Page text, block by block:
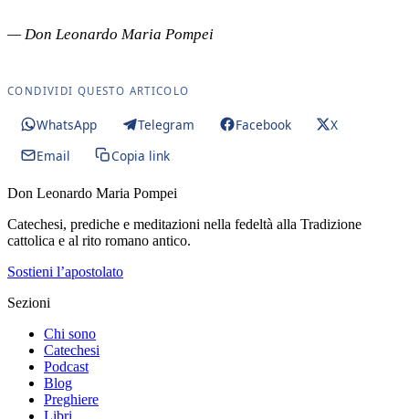
— Don Leonardo Maria Pompei
CONDIVIDI QUESTO ARTICOLO
WhatsApp Telegram Facebook
X
Email
Copia link
Don Leonardo Maria Pompei
Catechesi, prediche e meditazioni nella fedeltà alla Tradizione
cattolica e al rito romano antico.
Sostieni l’apostolato
Sezioni
Chi sono
Catechesi
Podcast
Blog
Preghiere
Libri